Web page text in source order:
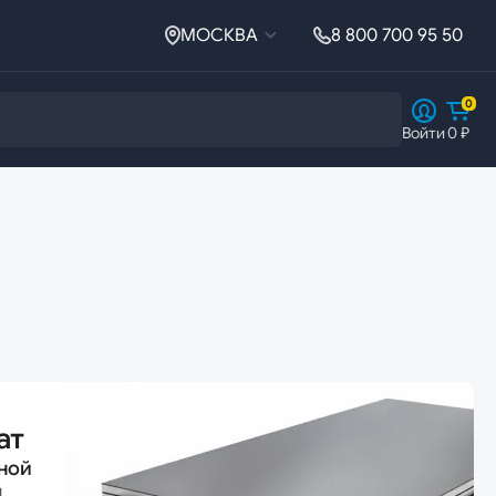
МОСКВА 8 800 700 95 50
Войти
0
0 ₽